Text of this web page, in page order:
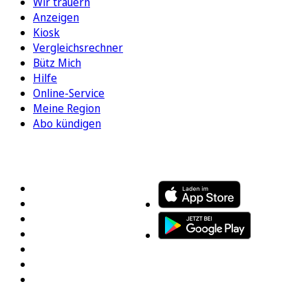
Anzeigen
Kiosk
Vergleichsrechner
Bütz Mich
Hilfe
Online-Service
Meine Region
Abo kündigen